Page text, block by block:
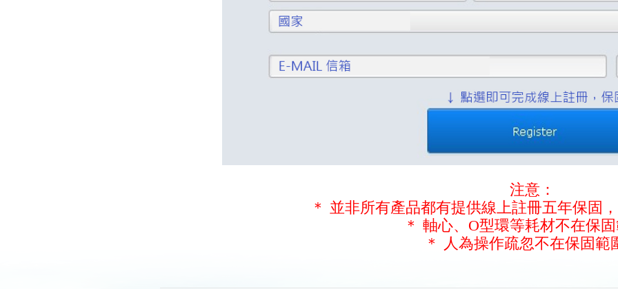
注意：
＊ 並非所有產品都有提供線上註冊五年保固
＊ 軸心、O型環等耗材不在保
＊ 人為操作疏忽不在保固範